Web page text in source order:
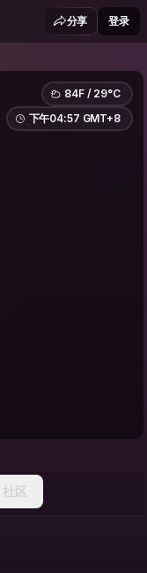
分享 登录
84F / 29°C
下午04:57 GMT+8
社区